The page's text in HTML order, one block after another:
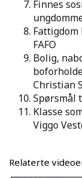
Finnes
FAFO
Bolig,
Christian
Spørsmål
Klasse
Viggo
Relaterte